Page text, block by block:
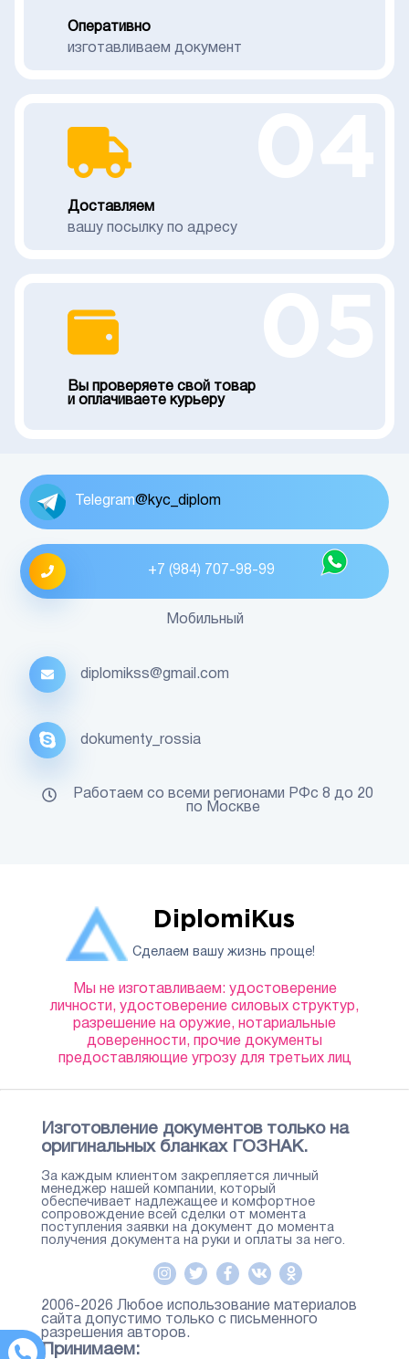
Оперативно
изготавливаем документ
Доставляем
вашу посылку по адресу
Вы проверяете свой товар
и оплачиваете курьеру
DiplomiKus
Сделаем вашу жизнь проще!
Мы не изготавливаем: удостоверение
личности, удостоверение силовых структур,
разрешение на оружие, нотариальные
доверенности, прочие документы
предоставляющие угрозу для третьих лиц
Изготовление документов только на
оригинальных бланках ГОЗНАК.
За каждым клиентом закрепляется личный
менеджер нашей компании, который
обеспечивает надлежащее и комфортное
сопровождение всей сделки от момента
поступления заявки на документ до момента
получения документа на руки и оплаты за него.
2006-2026 Любое использование материалов
сайта допустимо только с письменного
разрешения авторов.
Принимаем:
Telegram@kyc_diplom
+7 (984) 707-98-99
Мобильный
diplomikss@gmail.com
dokumenty_rossia
Работаем со всеми регионами РФс 8 до 20
по Москве